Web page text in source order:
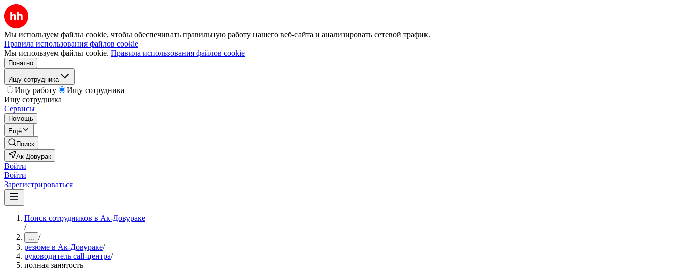
Мы используем файлы cookie, чтобы обеспечивать правильную работу нашего веб-сайта и анализировать сетевой трафик.
Правила использования файлов cookie
Мы используем файлы cookie. Правила использования файлов cookie
Понятно
Ищу сотрудника
Ищу работу
Ищу сотрудника
Ищу сотрудника
Сервисы
Помощь
Ещё
Поиск
Ак-Довурак
Войти
Войти
Зарегистрироваться
Поиск сотрудников в Ак-Довураке
/
... /
резюме в Ак-Довураке/
руководитель call-центра/
полная занятость